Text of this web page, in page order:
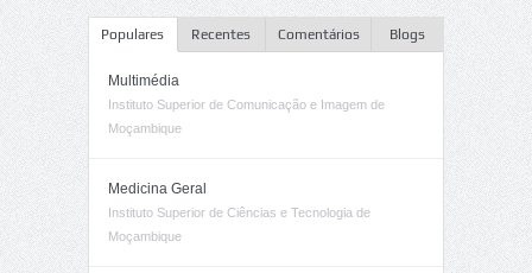
Populares Recentes Comentários Blogs
Multimédia
Instituto Superior de Comunicação e Imagem de
Moçambique
Medicina Geral
Instituto Superior de Ciências e Tecnologia de
Moçambique